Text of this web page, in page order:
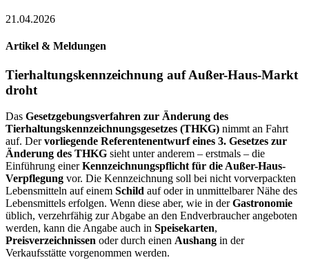
21.04.2026
Artikel & Meldungen
Tierhaltungskennzeichnung auf Außer-Haus-Markt
droht
Das Gesetzgebungsverfahren zur Änderung des
Tierhaltungskennzeichnungsgesetzes (THKG) nimmt an Fahrt
auf. Dervorliegende Referentenentwurf eines 3. Gesetzes zur
Änderung des THKG sieht unter anderem – erstmals – die
Einführung einerKennzeichnungspflicht für die Außer-Haus-
Verpflegung vor. Die Kennzeichnung soll bei nicht vorverpackten
Lebensmitteln auf einem Schild auf oder in unmittelbarer Nähe des
Lebensmittels erfolgen. Wenn diese aber, wie in derGastronomie
üblich, verzehrfähig zur Abgabe an den Endverbraucher angeboten
werden, kann die Angabe auch in Speisekarten,
Preisverzeichnissen oder durch einen Aushang in der
Verkaufsstätte vorgenommen werden.